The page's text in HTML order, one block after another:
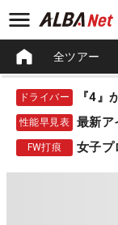
全ツアー
ドライバー
性能早見表 最新ア
FW打痕 女子プ